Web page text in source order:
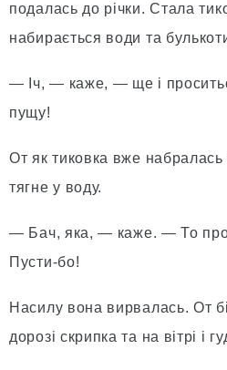
подалась до річки. Стала
набирається води та
— Іч, — каже, — ще і
пущу!
От як тиковка вже
тягне у воду.
— Бач, яка, — каже. — То
Пусти-бо!
Насилу вона вирвалась. От
дорозі скрипка та на вітрі і